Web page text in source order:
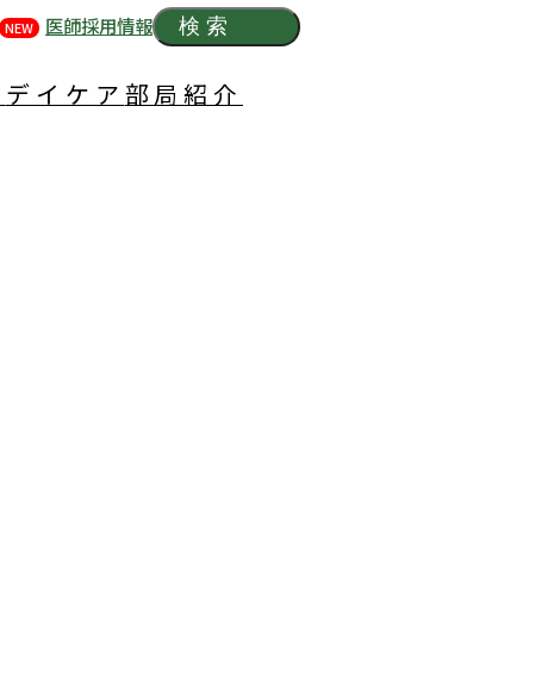
NEW 医師採用情報 検索
デイケア 部局紹介